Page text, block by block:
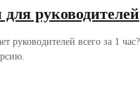
руководителей
руководителей всего за 1